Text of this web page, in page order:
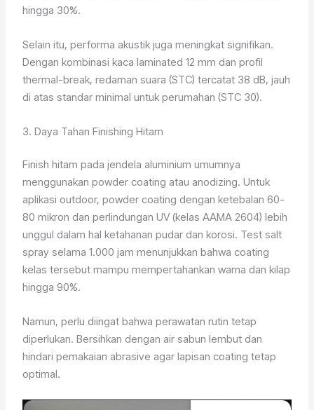
hingga 30%.
Selain itu, performa akustik juga meningkat signifikan.
Dengan kombinasi kaca laminated 12 mm dan profil
thermal-break, redaman suara (STC) tercatat 38 dB, jauh
di atas standar minimal untuk perumahan (STC 30).
3. Daya Tahan Finishing Hitam
Finish hitam pada jendela aluminium umumnya
menggunakan powder coating atau anodizing. Untuk
aplikasi outdoor, powder coating dengan ketebalan 60-
80 mikron dan perlindungan UV (kelas AAMA 2604) lebih
unggul dalam hal ketahanan pudar dan korosi. Test salt
spray selama 1.000 jam menunjukkan bahwa coating
kelas tersebut mampu mempertahankan warna dan kilap
hingga 90%.
Namun, perlu diingat bahwa perawatan rutin tetap
diperlukan. Bersihkan dengan air sabun lembut dan
hindari pemakaian abrasive agar lapisan coating tetap
optimal.